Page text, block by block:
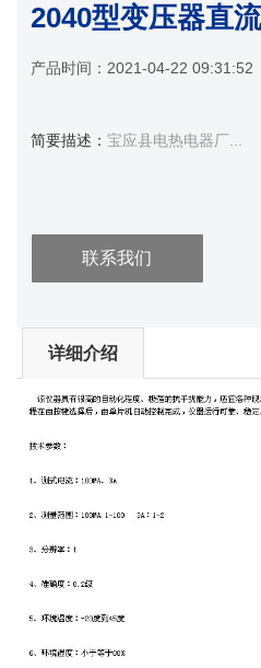
2040型变压器直
产品时间： 2021-04-22 09:31:52
简要描述： 宝应县电热电器厂...
联系我们
详细介绍